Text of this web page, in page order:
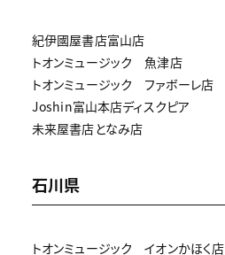
紀伊國屋書店富山店
トオンミュージック 魚津店
トオンミュージック ファボーレ店
Joshin富山本店ディスクピア
未来屋書店となみ店
石川県
トオンミュージック イオンかほく店